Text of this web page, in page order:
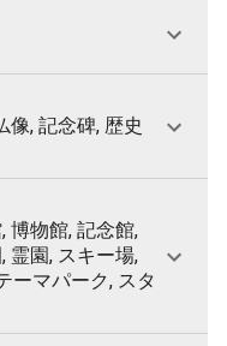
像, 記念碑, 歴史
博物館, 記念館,
霊園, スキー場,
ーマパーク, スタ